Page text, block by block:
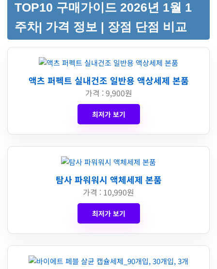
TOP10 구매가이드 2026년 1월 1
주차| 가격 정보 | 장점 단점 비교
액츠 퍼펙트 실내건조 일반용 액상세제 본품
가격 : 9,900원
최저가 보기
탐사 파워워시 액체세제 본품
가격 : 10,990원
최저가 보기